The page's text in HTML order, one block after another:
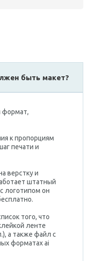
быть макет?
формат,
к пропорциям
печати и
верстку и
штатный
логотипом он
.
того, что
ленте
а также файл с
форматах ai